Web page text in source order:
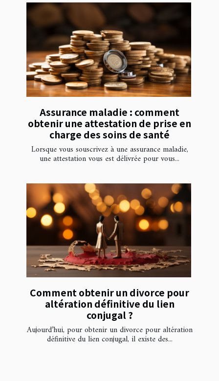
Assurance maladie : comment
obtenir une attestation de prise en
charge des soins de santé
Lorsque vous souscrivez à une assurance maladie,
une attestation vous est délivrée pour vous...
Comment obtenir un divorce pour
altération définitive du lien
conjugal ?
Aujourd’hui, pour obtenir un divorce pour altération
définitive du lien conjugal, il existe des...